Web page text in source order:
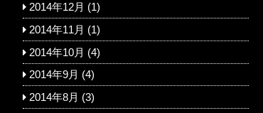
2014年12月 (1)
2014年11月 (1)
2014年10月 (4)
2014年9月 (4)
2014年8月 (3)